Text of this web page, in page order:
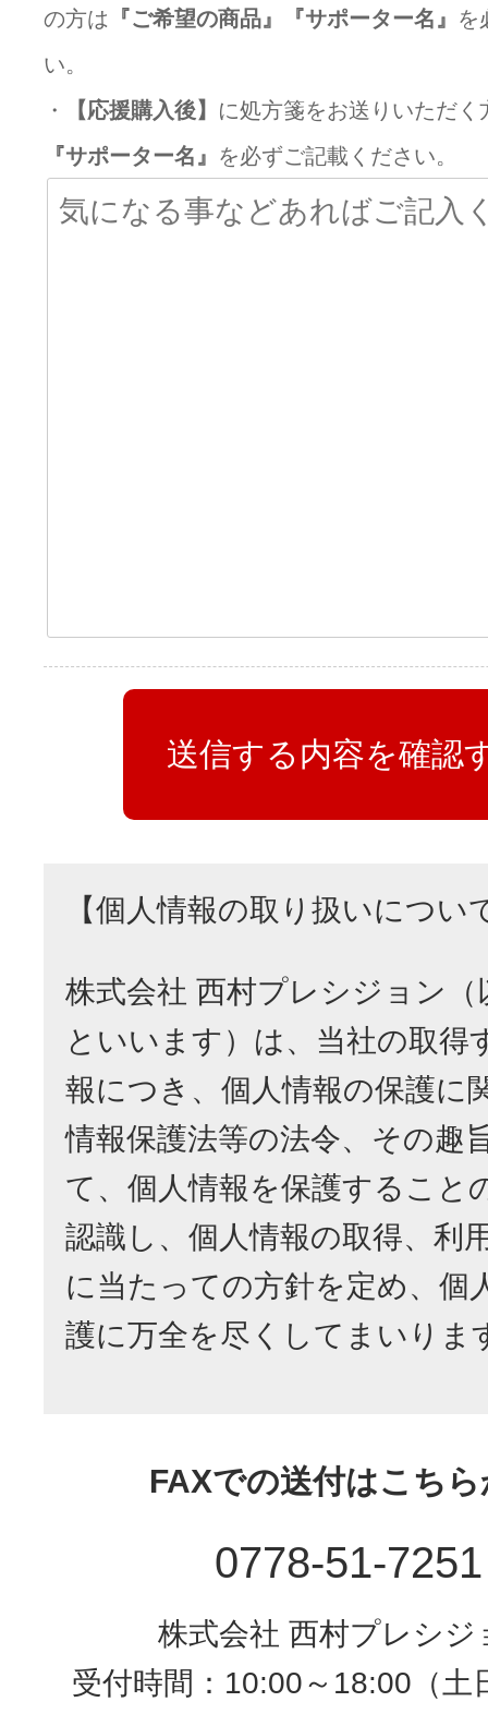
の方は 『ご希望の商品』『サポーター名』 を
い。
・
【応援購入後】 に処方箋をお送りいただく
『サポーター名』 を必ずご記載ください。
【個人情報の取り扱いについ
株式会社 西村プレシジョン（
といいます）は、当社の取得
報につき、個人情報の保護に
情報保護法等の法令、その趣
て、個人情報を保護すること
認識し、個人情報の取得、利
に当たっての方針を定め、個
護に万全を尽くしてまいりま
FAXでの送付はこち
0778-51-7251
株式会社 西村プレシジ
受付時間：10:00～18:00（土